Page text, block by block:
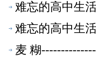
难忘的高中生
难忘的高中生
麦 糊